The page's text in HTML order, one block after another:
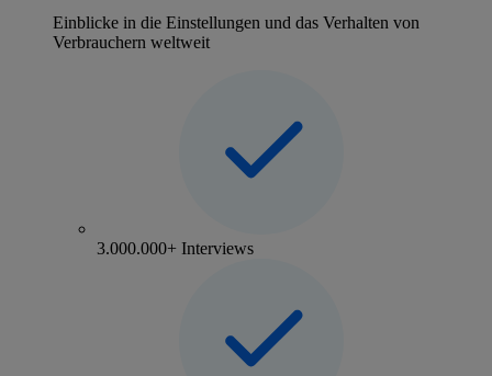
Einblicke in die Einstellungen und das Verhalten von
Verbrauchern weltweit
3.000.000+ Interviews